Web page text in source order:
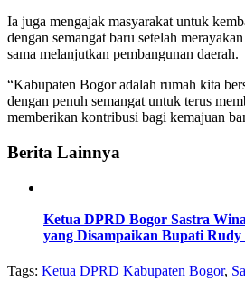
Ia juga mengajak masyarakat untuk
dengan semangat baru setelah
sama melanjutkan pembangunan daerah.
“Kabupaten Bogor adalah rumah kita
dengan penuh semangat untuk terus
memberikan kontribusi bagi kemajuan
Berita Lainnya
Ketua DPRD Bogor Sastra
yang Disampaikan Bupati Rudy
Tags: Ketua DPRD Kabupaten Bogor,